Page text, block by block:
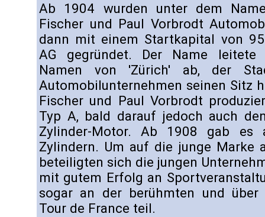
Ab 1904 wurden unter dem
Fischer und Paul Vorbrodt
dann mit einem Startkapital von
AG gegründet. Der Name
Namen von 'Zürich' ab, der
Automobilunternehmen seinen Sitz
Fischer und Paul Vorbrodt
Typ A, bald darauf jedoch auch
Zylinder-Motor. Ab 1908 gab es
Zylindern. Um auf die junge Marke
beteiligten sich die jungen
mit gutem Erfolg an
sogar an der berühmten und
Tour de France teil.